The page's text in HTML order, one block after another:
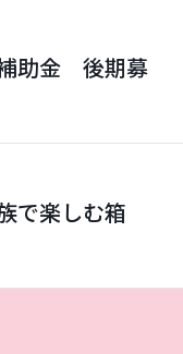
助金 後期募
で楽しむ箱